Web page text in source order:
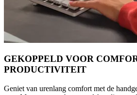
GEKOPPELD VOOR
PRODUCTIVITEIT
Geniet van urenlang comfort met de